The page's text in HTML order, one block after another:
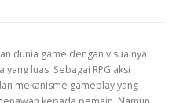
dunia game dengan visualnya
luas. Sebagai RPG aksi
mekanisme gameplay yang